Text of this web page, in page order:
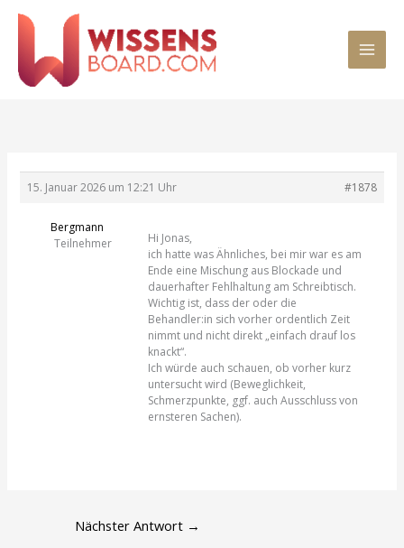
Inhalt
15. Januar 2026 um 12:21 Uhr #1878
Bergmann
Teilnehmer
Hi Jonas,
ich hatte was Ähnliches, bei mir war es am
Ende eine Mischung aus Blockade und
dauerhafter Fehlhaltung am Schreibtisch.
Wichtig ist, dass der oder die
Behandler:in sich vorher ordentlich Zeit
nimmt und nicht direkt „einfach drauf los
knackt“.
Ich würde auch schauen, ob vorher kurz
untersucht wird (Beweglichkeit,
Schmerzpunkte, ggf. auch Ausschluss von
ernsteren Sachen).
Nächster Antwort →